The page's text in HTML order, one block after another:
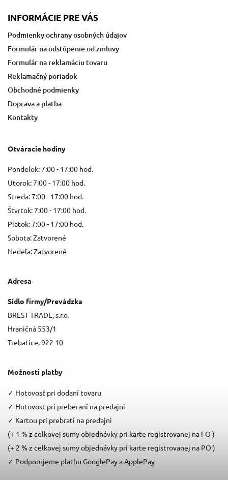
INFORMÁCIE PRE VÁS
Podmienky ochrany osobných údajov
Formulár na odstúpenie od zmluvy
Formulár na reklamáciu tovaru
Reklamačný poriadok
Obchodné podmienky
Doprava a platba
Kontakty
Otváracie hodiny
Pondelok: 7:00 - 17:00 hod.
Utorok: 7:00 - 17:00 hod.
Streda: 7:00 - 17:00 hod.
Štvrtok: 7:00 - 17:00 hod.
Piatok: 7:00 - 17:00 hod.
Sobota: Zatvorené
Nedeľa: Zatvorené
Adresa
Sídlo firmy/Prevádzka
BREST TRADE, s.r.o.
Hraničná 553/1
Trebatice, 922 10
Možnosti platby
✓ Hotovosť pri dodaní tovaru
✓ Hotovosť pri preberaní na predajni
✓ Kartou pri prebratí na predajni
(+ 1 % z celkovej sumy objednávky pri karte registrovanej na FO )
(+ 2 % z celkovej sumy objednávky pri karte registrovanej na PO )
✓ Podporujeme platbu GooglePay a ApplePay